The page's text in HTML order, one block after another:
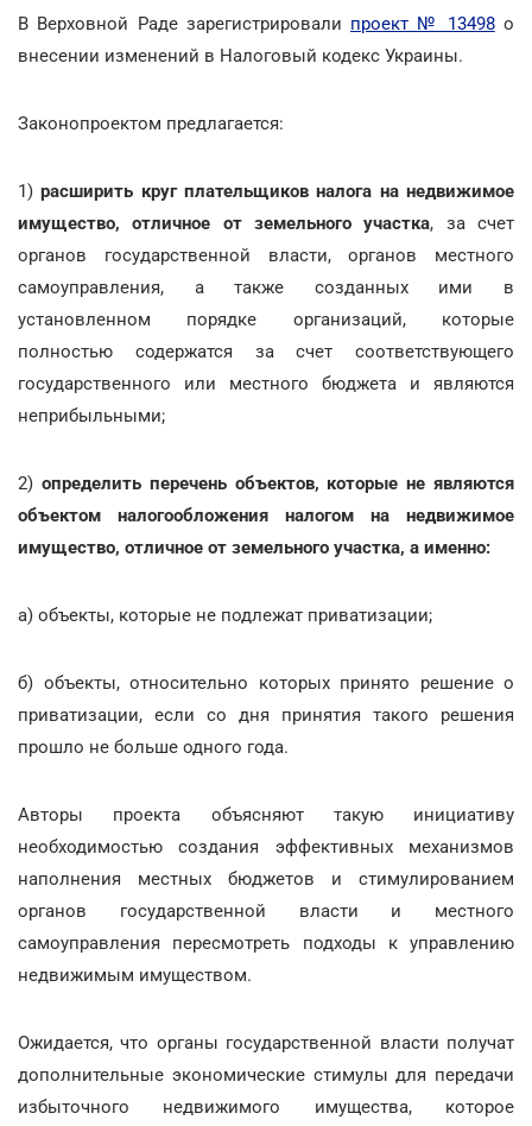
В Верховной Раде зарегистрировали проект № 13498о
внесении изменений в Налоговый кодекс Украины.
Законопроектом предлагается:
1)расширить круг плательщиков налога на недвижимое
имущество, отличное от земельного участка, за счет
органов государственной власти, органов местного
самоуправления, а также созданных ими в
установленном порядке организаций, которые
полностью содержатся за счет соответствующего
государственного или местного бюджета и являются
неприбыльными;
2) определить перечень объектов, которые не являются
объектом налогообложения налогом на недвижимое
имущество, отличное от земельного участка, а именно:
а) объекты, которые не подлежат приватизации;
б) объекты, относительно которых принято решение о
приватизации, если со дня принятия такого решения
прошло не больше одного года.
Авторы проекта объясняют такую инициативу
необходимостью создания эффективных механизмов
наполнения местных бюджетов и стимулированием
органов государственной власти и местного
самоуправления пересмотреть подходы к управлению
недвижимым имуществом.
Ожидается, что органы государственной власти получат
дополнительные экономические стимулы для передачи
избыточного недвижимого имущества, которое